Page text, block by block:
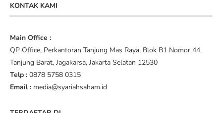
KONTAK KAMI
Main Office :
QP Office, Perkantoran Tanjung Mas Raya, Blok B1 Nomor 44,
Tanjung Barat, Jagakarsa, Jakarta Selatan 12530
Telp : 0878 5758 0315
Email : media@syariahsaham.id